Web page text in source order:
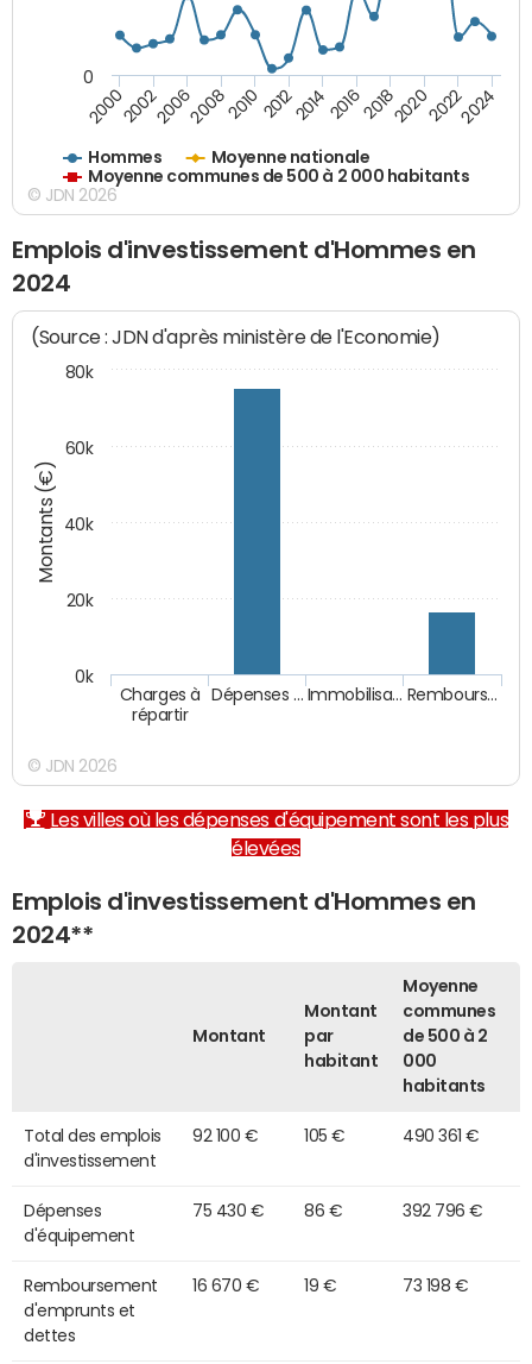
Hommes
Moyenne nationale
Moyenne communes de 500 à 2 000 habitants
20002002200620082010 2012201420162018202020222024
0
© JDN 2026
Emplois d'investissement d'Hommes en
2024
Montants (€)
(Source : JDN d'après ministère de l'Economie)
Charges à
répartir
Dépenses … Immobilisa… Rembours…
0k
20k
40k
60k
80k
© JDN 2026
Les villes où les dépenses d'équipement sont les plus
élevées
Emplois d'investissement d'Hommes en
2024**
Montant
Montant
par
habitant
Moyenne
communes
de 500 à 2
000
habitants
Total des emplois
d'investissement
92 100 € 105 € 490 361 €
Dépenses
d'équipement
75 430 € 86 € 392 796 €
Remboursement
d'emprunts et
dettes
16 670 € 19 € 73 198 €